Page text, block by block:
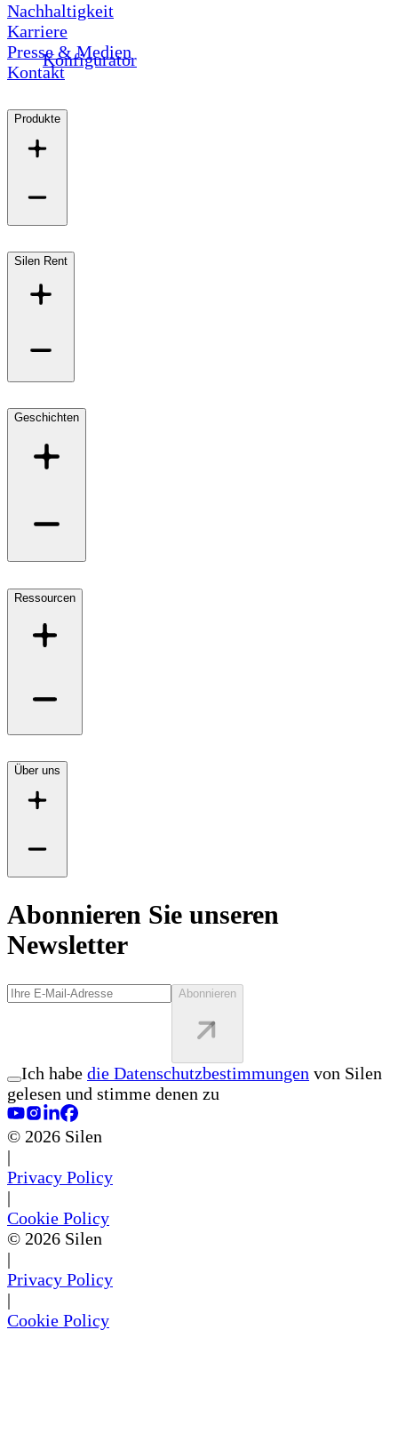
Konfigurator
Nachhaltigkeit
Karriere
Presse & Medien
Kontakt
Produkte
Silen Rent
Geschichten
Ressourcen
Über uns
Abonnieren Sie unseren
Newsletter
Abonnieren
Ich habe die Datenschutzbestimmungen von Silen
gelesen und stimme denen zu
© 2026 Silen
|
Privacy Policy
|
Cookie Policy
© 2026 Silen
|
Privacy Policy
|
Cookie Policy